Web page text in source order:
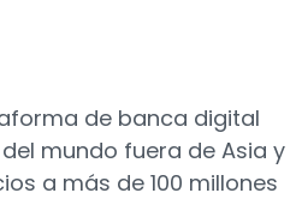
de banca digital
mundo fuera de Asia y
a más de 100 millones